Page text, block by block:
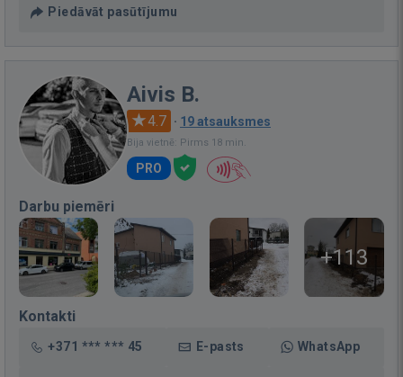
Piedāvāt pasūtījumu
Aivis B.
4.7 · 19 atsauksmes
Bija vietnē: Pirms 18 min.
PRO
Darbu piemēri
+113
Kontakti
+371 *** *** 45 E-pasts WhatsApp